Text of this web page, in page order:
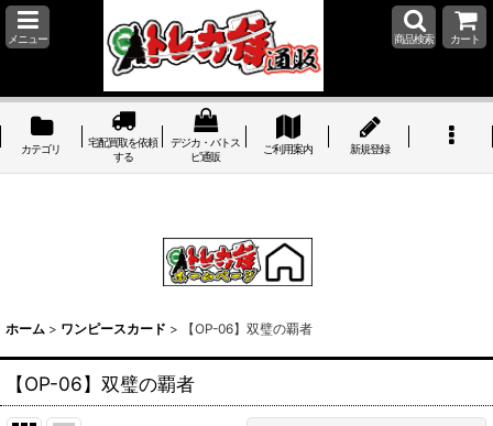
メニュー 商品検索 カート
カテゴリ
宅配買取を依頼
する
デジカ・バトス
ピ通販
ご利用案内 新規登録
ホーム > ワンピースカード > 【OP-06】双璧の覇者
【OP-06】双璧の覇者